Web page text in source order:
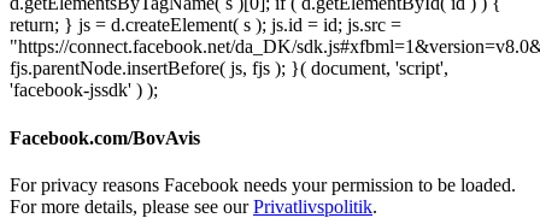
return; } js = d.createElement( s ); js.id = id; js.src =
"https://connect.facebook.net/da_DK/
fjs.parentNode.insertBefore( js, fjs ); }( document, 'script',
'facebook-jssdk' ) );
Facebook.com/BovAvis
For privacy reasons Facebook needs your permission to be loaded.
For more details, please see ourPrivatlivspolitik.